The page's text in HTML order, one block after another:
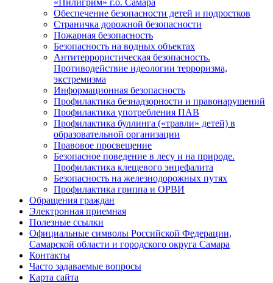
Обеспечение безопасности детей и подростков
Страничка дорожной безопасности
Пожарная безопасность
Безопасность на водных объектах
Антитеррористическая безопасность.
Противодействие идеологии терроризма,
экстремизма
Информационная безопасность
Профилактика безнадзорности и правонарушений
Профилактика употребления ПАВ
Профилактика буллинга («травли» детей) в
образовательной организации
Правовое просвещение
Безопасное поведение в лесу и на природе.
Профилактика клещевого энцефалита
Безопасность на железнодорожных путях
Профилактика гриппа и ОРВИ
Обращения граждан
Электронная приемная
Полезные ссылки
Официальные символы Российской Федерации,
Самарской области и городского округа Самара
Контакты
Часто задаваемые вопросы
Карта сайта